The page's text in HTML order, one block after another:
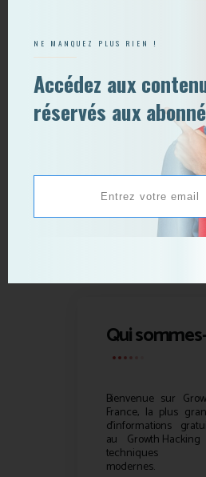
Qui
Bienvenue sur
France, la plus
d’informations
au Growth Hacking
techniques
modernes.
NE MANQUEZ PLUS RIEN !
Accédez aux
réservés aux